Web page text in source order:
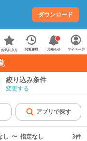
ダウンロード
お気に入り 閲覧履歴 お知らせ マイページ
絞り込み条件
変更する
アプリで探す
し 〜 指定なし 3件